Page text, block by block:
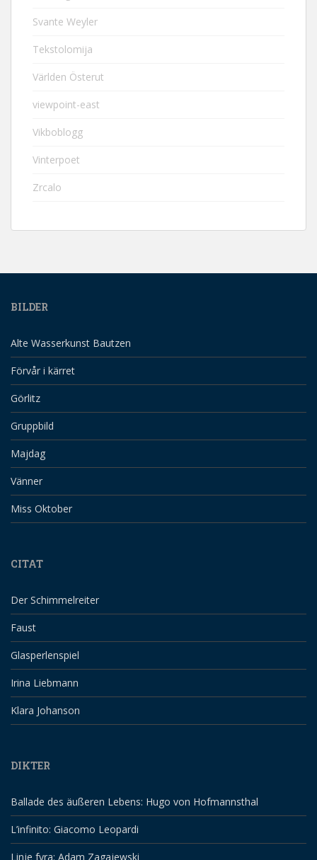
Svante Weyler
Tekstolomija
Världen Österut
viewpoint-east
Vikboblogg
Vinterpoet
Zrcalo
BILDER
Alte Wasserkunst Bautzen
Förvår i kärret
Görlitz
Gruppbild
Majdag
Vänner
Miss Oktober
CITAT
Der Schimmelreiter
Faust
Glasperlenspiel
Irina Liebmann
Klara Johanson
DIKTER
Ballade des äußeren Lebens: Hugo von Hofmannsthal
L’infinito: Giacomo Leopardi
Linje fyra: Adam Zagajewski